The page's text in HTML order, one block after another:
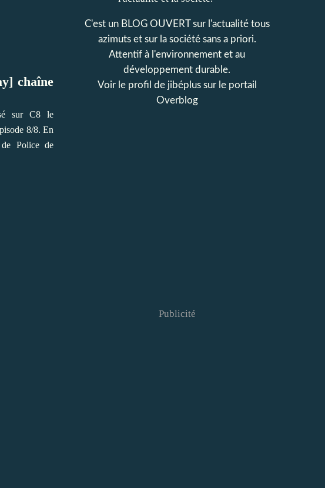
chaîne
sur C8 le
8/8. En
Police de
C'est un BLOG OUVERT sur l'actualité tous
azimuts et sur la société sans a priori.
Attentif à l'environnement et au
développement durable.
Voir le profil de jibéplussur le portail
Overblog
Publicité